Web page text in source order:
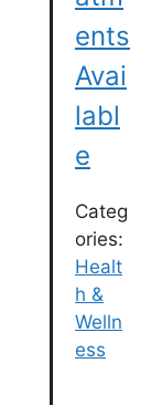
Ents
Avai
Labl
E
Categ
ories:
Healt
h &
Welln
ess